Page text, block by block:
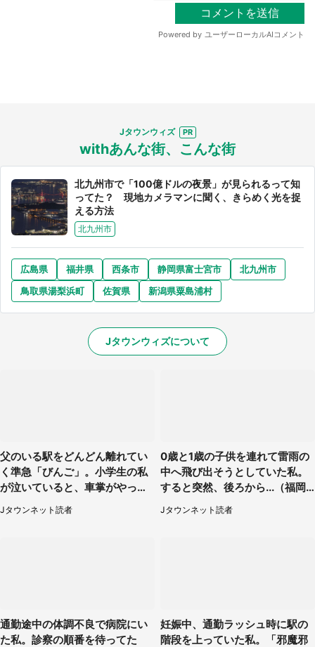
選択する
Jタウンウィズ
withあんな街、こんな街
北九州市で「100億ドルの夜景」が見られるって知
ってた？ 現地カメラマンに聞く、きらめく光を捉
える方法
北九州市
広島県 福井県 西条市 静岡県富士宮市
北九州市
鳥取県湯梨浜町
佐賀県 新潟県粟島浦村
Jタウンウィズについて
父のいる駅をどんどん離れてい
く準急「びんご」。小学生の私
が泣いていると、車掌がやって
きて（広島県・60代男性）
Jタウンネット読者
0歳と1歳の子供を連れて雷雨の
中へ飛び出そうとしていた私。
すると突然、後ろから...（福岡
県・30代女性）
Jタウンネット読者
通勤途中の体調不良で病院にい
た私。診察の順番を待ってた
妊娠中、通勤ラッシュ時に駅の
階段を上っていた私。「邪魔邪